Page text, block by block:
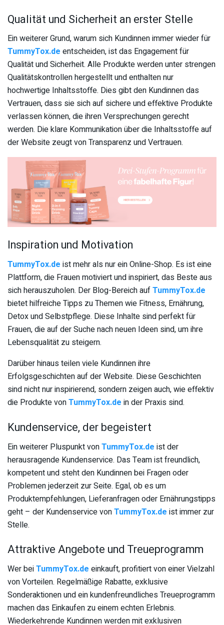
Qualität und Sicherheit an erster Stelle
Ein weiterer Grund, warum sich Kundinnen immer wieder für
TummyTox.de entscheiden, ist das Engagement für
Qualität und Sicherheit. Alle Produkte werden unter strengen
Qualitätskontrollen hergestellt und enthalten nur
hochwertige Inhaltsstoffe. Dies gibt den Kundinnen das
Vertrauen, dass sie sich auf sichere und effektive Produkte
verlassen können, die ihren Versprechungen gerecht
werden. Die klare Kommunikation über die Inhaltsstoffe auf
der Website zeugt von Transparenz und Vertrauen.
Inspiration und Motivation
TummyTox.de ist mehr als nur ein Online-Shop. Es ist eine
Plattform, die Frauen motiviert und inspiriert, das Beste aus
sich herauszuholen. Der Blog-Bereich aufTummyTox.de
bietet hilfreiche Tipps zu Themen wie Fitness, Ernährung,
Detox und Selbstpflege. Diese Inhalte sind perfekt für
Frauen, die auf der Suche nach neuen Ideen sind, um ihre
Lebensqualität zu steigern.
Darüber hinaus teilen viele Kundinnen ihre
Erfolgsgeschichten auf der Website. Diese Geschichten
sind nicht nur inspirierend, sondern zeigen auch, wie effektiv
die Produkte vonTummyTox.de in der Praxis sind.
Kundenservice, der begeistert
Ein weiterer Pluspunkt vonTummyTox.de ist der
herausragende Kundenservice. Das Team ist freundlich,
kompetent und steht den Kundinnen bei Fragen oder
Problemen jederzeit zur Seite. Egal, ob es um
Produktempfehlungen, Lieferanfragen oder Ernährungstipps
geht – der Kundenservice vonTummyTox.de ist immer zur
Stelle.
Attraktive Angebote und Treueprogramm
Wer beiTummyTox.de einkauft, profitiert von einer Vielzahl
von Vorteilen. Regelmäßige Rabatte, exklusive
Sonderaktionen und ein kundenfreundliches Treueprogramm
machen das Einkaufen zu einem echten Erlebnis.
Wiederkehrende Kundinnen werden mit exklusiven